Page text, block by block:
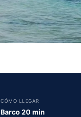
CÓMO LLEGAR
Barco 20 min